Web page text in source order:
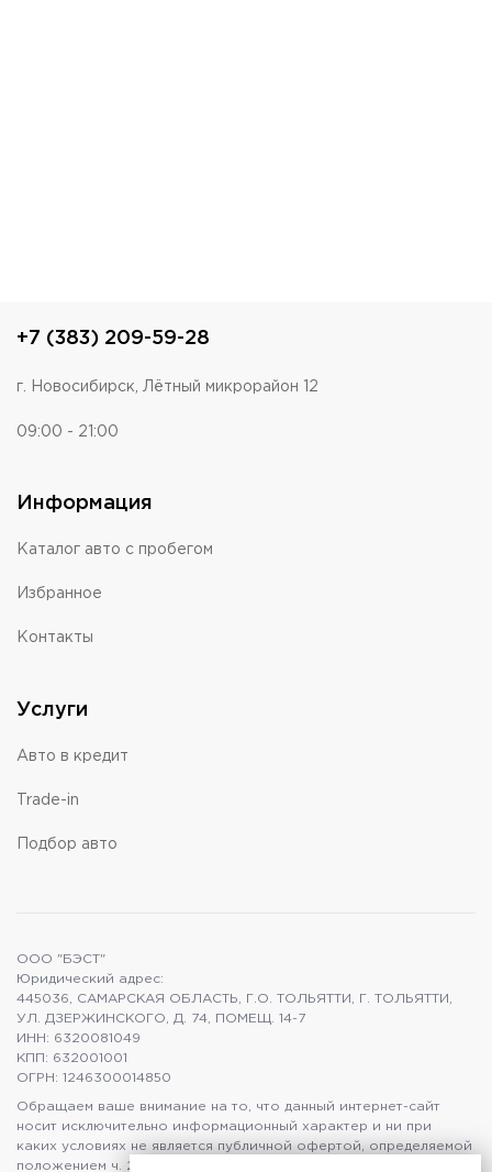
+7 (383) 209-59-28
г. Новосибирск, Лётный микрорайон 12
09:00 - 21:00
Информация
Каталог авто с пробегом
Избранное
Контакты
Услуги
Авто в кредит
Trade-in
Подбор авто
ООО "БЭСТ"
Юридический адрес:
445036, САМАРСКАЯ ОБЛАСТЬ, Г.О. ТОЛЬЯТТИ, Г. ТОЛЬЯТТИ,
УЛ. ДЗЕРЖИНСКОГО, Д. 74, ПОМЕЩ. 14-7
ИНН: 6320081049
КПП: 632001001
ОГРН: 1246300014850
Обращаем ваше внимание на то, что данный интернет-сайт
носит исключительно информационный характер и ни при
каких условиях не является публичной офертой, определяемой
положением ч. 2 ст. 437 Гражданского кодекса Российской